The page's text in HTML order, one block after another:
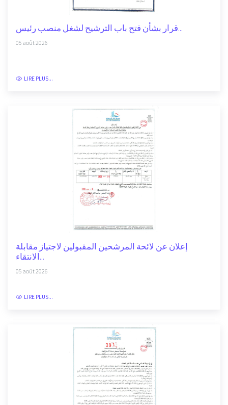
قرار بشأن فتح باب الترشيح لشغل منصب رئيس...
05 août 2026
LIRE PLUS...
إعلان عن لائحة المرشحين المقبولين لاجتياز مقابلة
الانتقاء...
05 août 2026
LIRE PLUS...